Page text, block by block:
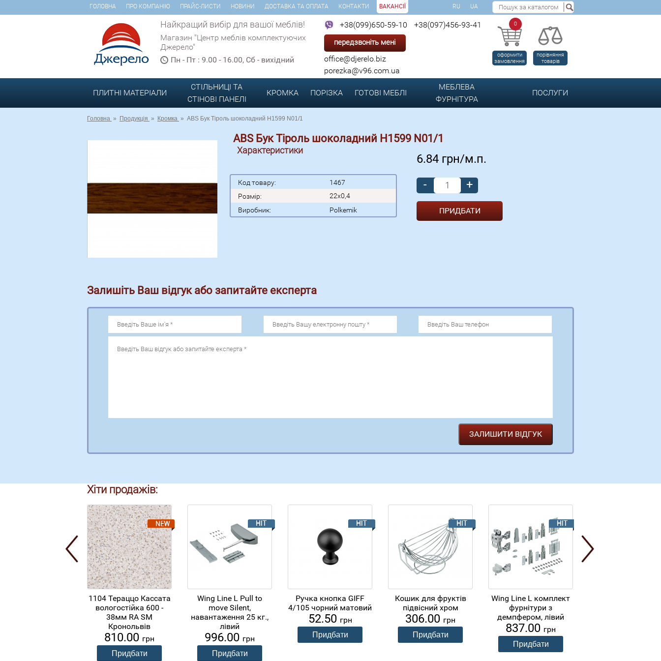
ГОЛОВНА ПРО КОМПАНІЮ ПРАЙС-ЛИСТИ НОВИНИ ДОСТАВКА ТА ОПЛАТА КОНТАКТИ ВАКАНСІЇ RU UA
Найкращий вибір для вашої меблів!
Магазин "Центр меблів комплектуючих
Джерело"
Пн - Пт : 9.00 - 16.00, Сб - вихідний
+38(099)650-59-10 +38(097)456-93-41
передзвоніть мені
office@djerelo.biz
porezka@v96.com.ua
0
оформити
замовлення
порівняння
товарів
ПЛИТНІ МАТЕРІАЛИ
СТІЛЬНИЦІ ТА
СТІНОВІ ПАНЕЛІ
КРОМКА ПОРІЗКА ГОТОВІ МЕБЛІ
МЕБЛЕВА
ФУРНІТУРА
ПОСЛУГИ
Головна » Продукція » Кромка » ABS Бук Тіроль шоколадний Н1599 N01/1
ABS Бук Тіроль шоколадний Н1599 N01/1
Характеристики
Код товару:
1467
Розмір:
22x0,4
Виробник:
Polkemik
6.84 грн/м.п.
-
+
Залишіть Ваш відгук або запитайте експерта
Хіти продажів:
1104 Тераццо Кассата
вологостійка 600 -
38мм RA SM
Кронольвів
810.00 грн
Wing Line L Pull to
move Silent,
навантаження 25 кг.,
лівий
996.00 грн
Ручка кнопка GIFF
4/105 чорний матовий
52.50 грн
Кошик для фруктів
підвісний хром
306.00 грн
Wing Line L комплект
фурнітури з
демпфером, лівий
837.00 грн